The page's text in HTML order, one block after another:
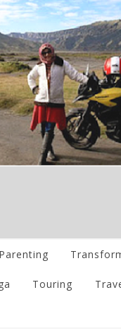
Parenting
Touring